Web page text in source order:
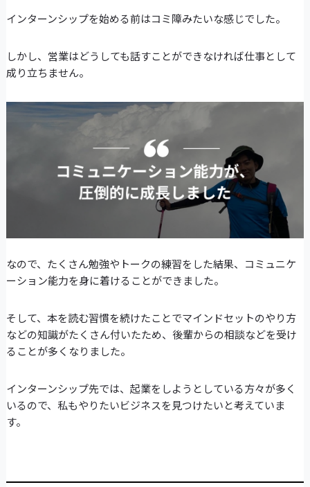
インターンシップを始める前はコミ障みたいな感じでした。
しかし、営業はどうしても話すことができなければ仕事として
成り立ちません。
なので、たくさん勉強やトークの練習をした結果、コミュニケ
ーション能力を身に着けることができました。
そして、本を読む習慣を続けたことでマインドセットのやり方
などの知識がたくさん付いたため、後輩からの相談などを受け
ることが多くなりました。
インターンシップ先では、起業をしようとしている方々が多く
いるので、私もやりたいビジネスを見つけたいと考えていま
す。